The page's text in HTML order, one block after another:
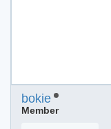
bokie
Member